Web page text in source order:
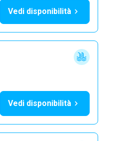
Vedi disponibilità
Vedi disponibilità